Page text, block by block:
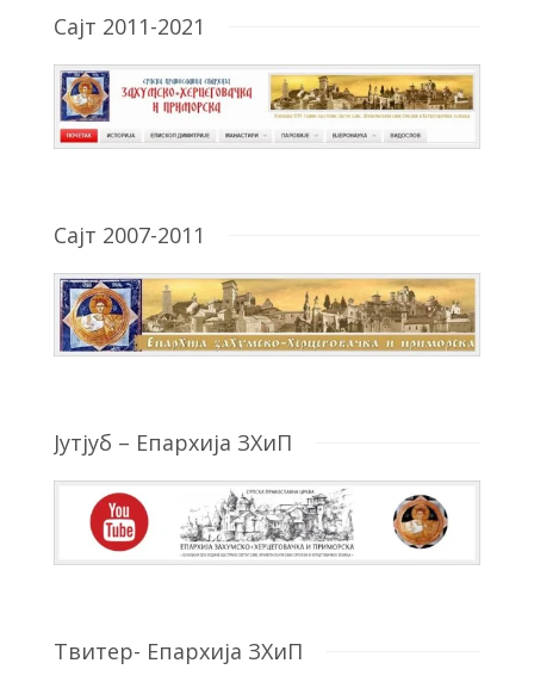
Сајт 2011-2021
Сајт 2007-2011
Јутјуб – Епархија ЗХиП
Твитер- Епархија ЗХиП